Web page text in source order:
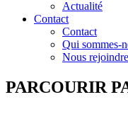
Actualité
Contact
Contact
Qui sommes-
Nous rejoindre
PARCOURIR